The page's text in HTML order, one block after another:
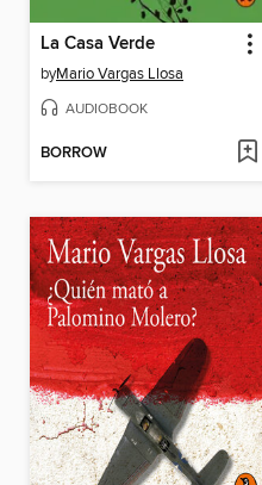
La Casa Verde
byMario Vargas Llosa
AUDIOBOOK
BORROW